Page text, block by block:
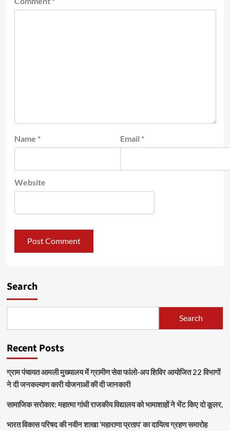
Name * Email *
Website
Search
Search
Recent Posts
ग्राम पंचायत आमली मुख्यालय में ग्रामीण सेवा फांलो-अप शिविर आयोजित 22 विभागों
ने दी जनकल्याण कारी योजनाओं की दी जानकारी
सामाजिक सरोकार: महात्मा गांधी राजकीय विद्यालय को भामाशाहों ने भेंट किए दो कूलर,
भारत विकास परिषद की नवीन शाखा ‘महाराणा प्रताप’ का दायित्व ग्रहण समारोह